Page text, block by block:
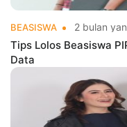
BEASISWA 2 bulan
Tips Lolos Beasiswa
Data